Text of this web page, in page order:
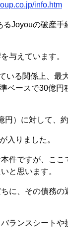
info.htm
Joyouの破産手
与えています。
いる関係上、最
ベースで30億
）に対して、
入りました。
件ですが、こ
と思います。
に、その債務
ランスシート